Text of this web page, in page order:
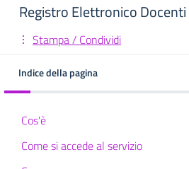
Registro Elettronico
Stampa / Condividi
Indice della pagina
Cos'è
Come si accede al servizio